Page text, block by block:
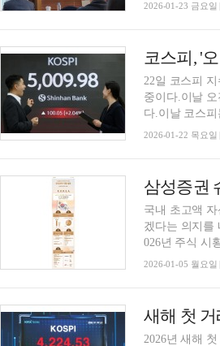
2026-01-23 금요일
코스피, '
22일 코스피
중이다.이날
다.이날 코스
2026-01-22 목요일
국내 초고액
겠다는 의지를
026년 주식 시
2026-01-05 월요일
2026년 새해